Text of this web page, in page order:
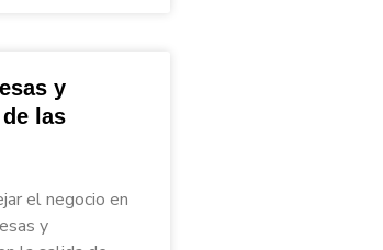
y
las
el negocio en
y